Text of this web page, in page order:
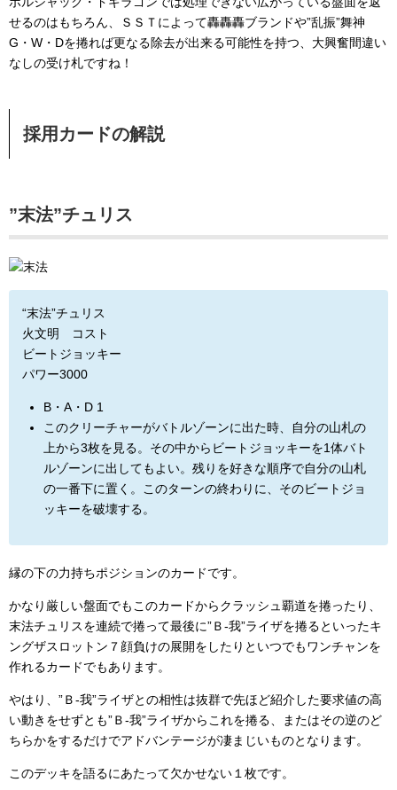
せるのはもちろん、ＳＳＴによって轟轟轟ブランドや”乱振”舞神
G・W・Dを捲れば更なる除去が出来る可能性を持つ、大興奮間違い
なしの受け札ですね！
採用カードの解説
”末法”チュリス
“末法”チュリス
火文明 コスト
ビートジョッキー
パワー3000
B・A・D 1
このクリーチャーがバトルゾーンに出た時、自分の山札の
上から3枚を見る。その中からビートジョッキーを1体バト
ルゾーンに出してもよい。残りを好きな順序で自分の山札
の一番下に置く。このターンの終わりに、そのビートジョ
ッキーを破壊する。
縁の下の力持ちポジションのカードです。
かなり厳しい盤面でもこのカードからクラッシュ覇道を捲ったり、
末法チュリスを連続で捲って最後に”Ｂ-我”ライザを捲るといったキ
ングザスロットン７顔負けの展開をしたりといつでもワンチャンを
作れるカードでもあります。
やはり、”Ｂ-我”ライザとの相性は抜群で先ほど紹介した要求値の高
い動きをせずとも”Ｂ-我”ライザからこれを捲る、またはその逆のど
ちらかをするだけでアドバンテージが凄まじいものとなります。
このデッキを語るにあたって欠かせない１枚です。